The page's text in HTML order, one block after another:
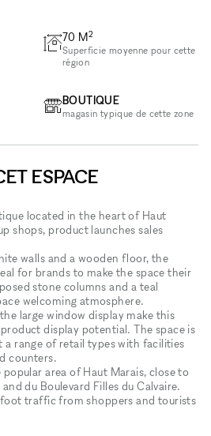
70 M2
Superficie moyenne pour cette
région
BOUTIQUE
magasin typique de cette zone
ESPACE
located in the heart of Haut
shops, product launches sales
walls and a wooden floor, the
for brands to make the space their
stone columns and a teal
welcoming atmosphere.
large window display make this
display potential. The space is
a range of retail types with facilities
counters.
area of Haut Marais, close to
du Boulevard Filles du Calvaire.
traffic from shoppers and tourists